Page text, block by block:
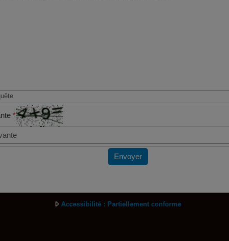
*
Envoyer
Accessibilité : Partiellement conforme